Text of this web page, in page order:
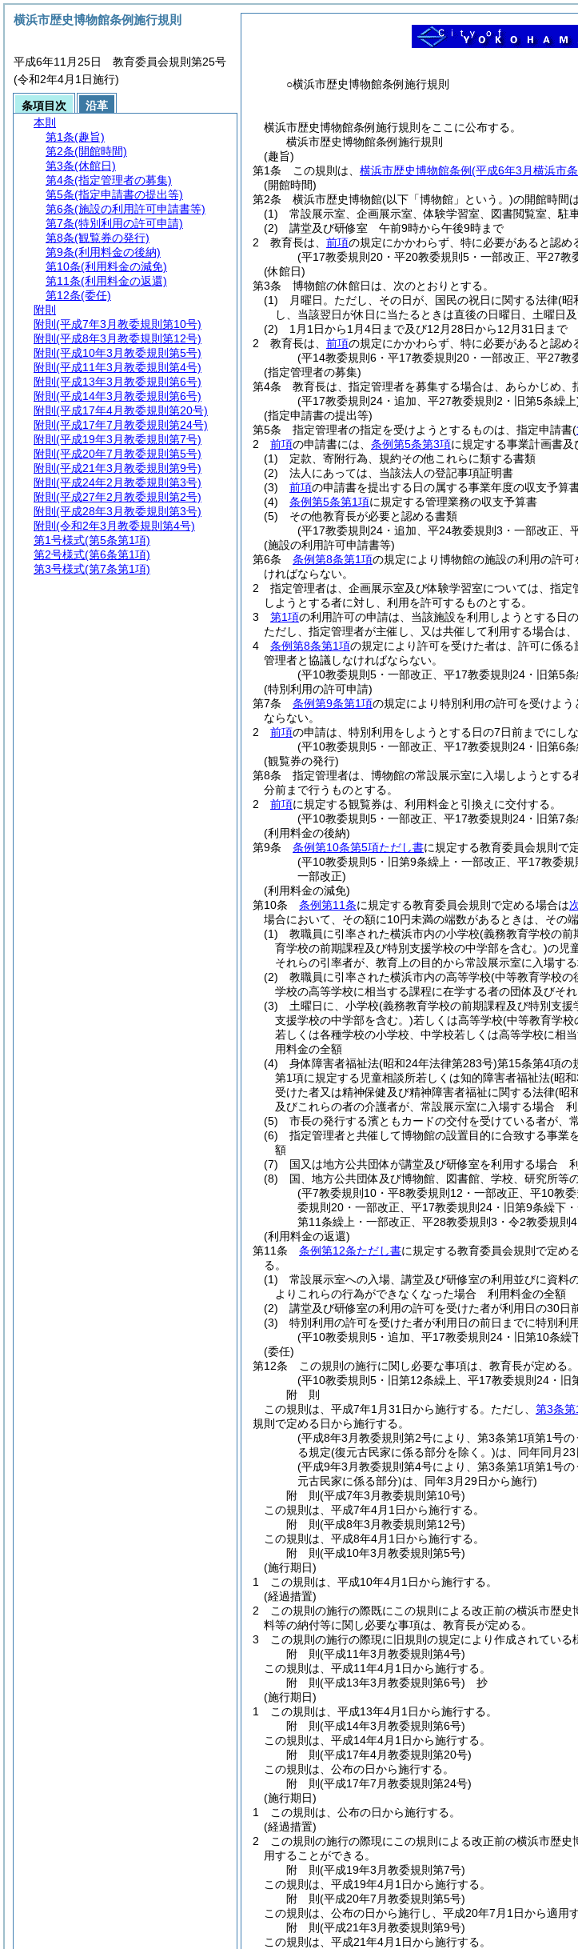
○横浜市歴史博物館条例施行規則
横浜市歴史博物館条例施行規則をここに公布する。
横浜市歴史博物館条例施行規則
(趣旨)
第1条
この規則は、 横浜市歴史博物館条例(平成6年3月横浜市
(開館時間)
第2条
横浜市歴史博物館(以下「博物館」という。)の開館時間
(1)
常設展示室、企画展示室、体験学習室、図書閲覧室、駐
(2)
講堂及び研修室 午前9時から午後9時まで
2
教育長は、 前項の規定にかかわらず、特に必要があると認め
(平17教委規則20・平20教委規則5・一部改正、平27教
(休館日)
第3条
博物館の休館日は、次のとおりとする。
(1)
月曜日。 ただし、その日が、国民の祝日に関する法律(昭
し、当該翌日が休日に当たるときは直後の日曜日、土曜日
(2)
1月1日から1月4日まで及び12月28日から12月31日まで
2
教育長は、 前項の規定にかかわらず、特に必要があると認め
(平14教委規則6・平17教委規則20・一部改正、平27教
(指定管理者の募集)
第4条
教育長は、指定管理者を募集する場合は、あらかじめ
(平17教委規則24・追加、平27教委規則2・旧第5条繰上
(指定申請書の提出等)
第5条
指定管理者の指定を受けようとするものは、指定申請書(
2
前項の申請書には、 条例第5条第3項に規定する事業計画書及
(1)
定款、寄附行為、規約その他これらに類する書類
(2)
法人にあっては、当該法人の登記事項証明書
(3)
前項の申請書を提出する日の属する事業年度の収支予算
(4)
条例第5条第1項に規定する管理業務の収支予算書
(5)
その他教育長が必要と認める書類
(平17教委規則24・追加、平24教委規則3・一部改正、
(施設の利用許可申請書等)
第6条
条例第8条第1項の規定により博物館の施設の利用の許
ければならない。
2
指定管理者は、企画展示室及び体験学習室については、指
しようとする者に対し、利用を許可するものとする。
3
第1項の利用許可の申請は、当該施設を利用しようとする日
ただし、指定管理者が主催し、又は共催して利用する場合は、
4
条例第8条第1項の規定により許可を受けた者は、許可に係
管理者と協議しなければならない。
(平10教委規則5・一部改正、平17教委規則24・旧第5
(特別利用の許可申請)
第7条
条例第9条第1項の規定により特別利用の許可を受けよ
ならない。
2
前項の申請は、特別利用をしようとする日の7日前までにしな
(平10教委規則5・一部改正、平17教委規則24・旧第6
(観覧券の発行)
第8条
指定管理者は、博物館の常設展示室に入場しようとする
分前まで行うものとする。
2
前項に規定する観覧券は、利用料金と引換えに交付する。
(平10教委規則5・一部改正、平17教委規則24・旧第7
(利用料金の後納)
第9条
条例第10条第5項ただし書に規定する教育委員会規則で
(平10教委規則5・旧第9条繰上・一部改正、平17教委
一部改正)
(利用料金の減免)
第10条
条例第11条に規定する教育委員会規則で定める場合は
場合において、その額に10円未満の端数があるときは、その
(1)
教職員に引率された横浜市内の小学校(義務教育学校の前
育学校の前期課程及び特別支援学校の中学部を含む。)の児
それらの引率者が、教育上の目的から常設展示室に入場す
(2)
教職員に引率された横浜市内の高等学校(中等教育学校の
学校の高等学校に相当する課程に在学する者の団体及び
(3)
土曜日に、小学校(義務教育学校の前期課程及び特別支援
支援学校の中学部を含む。)若しくは高等学校(中等教育学校
若しくは各種学校の小学校、中学校若しくは高等学校に相
用料金の全額
(4)
身体障害者福祉法(昭和24年法律第283号)第15条第4項の
第1項に規定する児童相談所若しくは知的障害者福祉法(昭
受けた者又は精神保健及び精神障害者福祉に関する法律(昭
及びこれらの者の介護者が、常設展示室に入場する場合
(5)
市長の発行する濱ともカードの交付を受けている者が
(6)
指定管理者と共催して博物館の設置目的に合致する事
額
(7)
国又は地方公共団体が講堂及び研修室を利用する場合
(8)
国、地方公共団体及び博物館、図書館、学校、研究所
(平7教委規則10・平8教委規則12・一部改正、平10教
委規則20・一部改正、平17教委規則24・旧第9条繰下
第11条繰上・一部改正、平28教委規則3・令2教委規則
(利用料金の返還)
第11条
条例第12条ただし書に規定する教育委員会規則で定め
る。
(1)
常設展示室への入場、講堂及び研修室の利用並びに資料
よりこれらの行為ができなくなった場合 利用料金の全額
(2)
講堂及び研修室の利用の許可を受けた者が利用日の30
(3)
特別利用の許可を受けた者が利用日の前日までに特別
(平10教委規則5・追加、平17教委規則24・旧第10条
(委任)
第12条
この規則の施行に関し必要な事項は、教育長が定める。
(平10教委規則5・旧第12条繰上、平17教委規則24・
附 則
この規則は、平成7年1月31日から施行する。 ただし、 第3条
規則で定める日から施行する。
(平成8年3月教委規則第2号により、第3条第1項第1号
る規定(復元古民家に係る部分を除く。)は、同年同月
(平成9年3月教委規則第4号により、第3条第1項第1号
元古民家に係る部分)は、同年3月29日から施行)
附 則(平成7年3月教委規則第10号)
この規則は、平成7年4月1日から施行する。
附 則(平成8年3月教委規則第12号)
この規則は、平成8年4月1日から施行する。
附 則(平成10年3月教委規則第5号)
(施行期日)
1
この規則は、平成10年4月1日から施行する。
(経過措置)
2
この規則の施行の際既にこの規則による改正前の横浜市歴史
料等の納付等に関し必要な事項は、教育長が定める。
3
この規則の施行の際現に旧規則の規定により作成されてい
附 則(平成11年3月教委規則第4号)
この規則は、平成11年4月1日から施行する。
附 則(平成13年3月教委規則第6号) 抄
(施行期日)
1
この規則は、平成13年4月1日から施行する。
附 則(平成14年3月教委規則第6号)
この規則は、平成14年4月1日から施行する。
附 則(平成17年4月教委規則第20号)
この規則は、公布の日から施行する。
附 則(平成17年7月教委規則第24号)
(施行期日)
1
この規則は、公布の日から施行する。
(経過措置)
2
この規則の施行の際現にこの規則による改正前の横浜市歴
用することができる。
附 則(平成19年3月教委規則第7号)
この規則は、平成19年4月1日から施行する。
附 則(平成20年7月教委規則第5号)
この規則は、公布の日から施行し、平成20年7月1日から適用す
附 則(平成21年3月教委規則第9号)
この規則は、平成21年4月1日から施行する。
横浜市歴史博物館条例施行規則
平成6年11月25日 教育委員会規則第25号
(令和2年4月1日施行)
条項目次
沿革
本則
第1条(趣旨)
第2条(開館時間)
第3条(休館日)
第4条(指定管理者の募集)
第5条(指定申請書の提出等)
第6条(施設の利用許可申請書等)
第7条(特別利用の許可申請)
第8条(観覧券の発行)
第9条(利用料金の後納)
第10条(利用料金の減免)
第11条(利用料金の返還)
第12条(委任)
附則
附則 (平成7年3月教委規則第10号)
附則 (平成8年3月教委規則第12号)
附則 (平成10年3月教委規則第5号)
附則 (平成11年3月教委規則第4号)
附則 (平成13年3月教委規則第6号)
附則 (平成14年3月教委規則第6号)
附則 (平成17年4月教委規則第20号)
附則 (平成17年7月教委規則第24号)
附則 (平成19年3月教委規則第7号)
附則 (平成20年7月教委規則第5号)
附則 (平成21年3月教委規則第9号)
附則 (平成24年2月教委規則第3号)
附則 (平成27年2月教委規則第2号)
附則 (平成28年3月教委規則第3号)
附則 (令和2年3月教委規則第4号)
第1号様式(第5条第1項)
第2号様式(第6条第1項)
第3号様式(第7条第1項)